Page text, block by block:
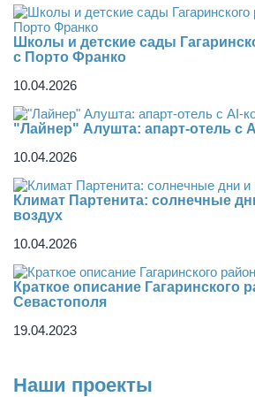
Школы и детские сады
с Порто Франко
10.04.2026
"Лайнер" Алушта: апарт-отель с
10.04.2026
Климат Партенита: солнечные
воздух
10.04.2026
Краткое описание Гагаринского
Севастополя
19.04.2023
Наши проекты